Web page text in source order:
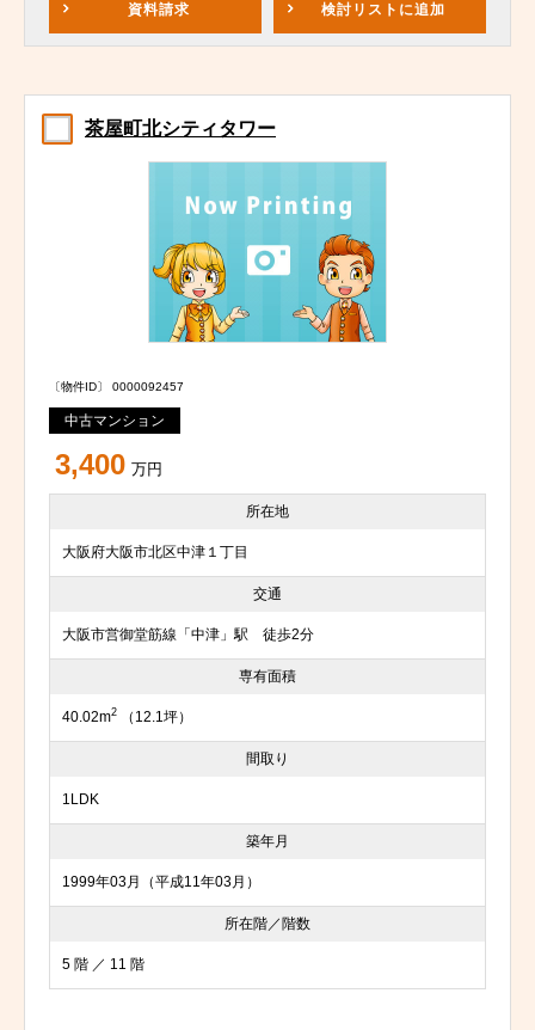
資料請求 検討リスト に追加
茶屋町北シティタワー
〔物件ID〕 0000092457
中古マンション
3,400 万円
所在地
大阪府大阪市北区中津１丁目
交通
大阪市営御堂筋線「中津」駅 徒歩2分
専有面積
40.02m2 （12.1坪）
間取り
1LDK
築年月
1999年03月（平成11年03月）
所在階／階数
5 階 ／ 11 階